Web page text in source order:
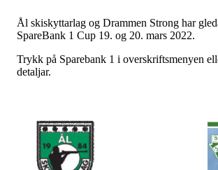
Ål skiskyttarlag og Drammen Strong har
SpareBank 1 Cup 19. og 20. mars 2022.
Trykk på Sparebank 1 i overskriftsmenyen
detaljar.